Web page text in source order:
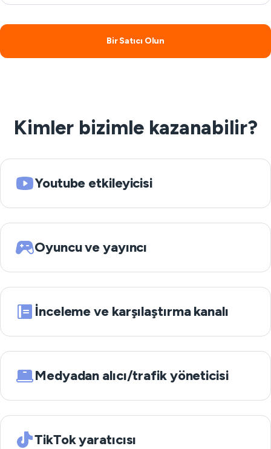
Bir Satıcı Olun
Kimler bizimle kazanabilir?
Youtube etkileyicisi
Oyuncu ve yayıncı
İnceleme ve karşılaştırma kanalı
Medyadan alıcı/trafik yöneticisi
TikTok yaratıcısı